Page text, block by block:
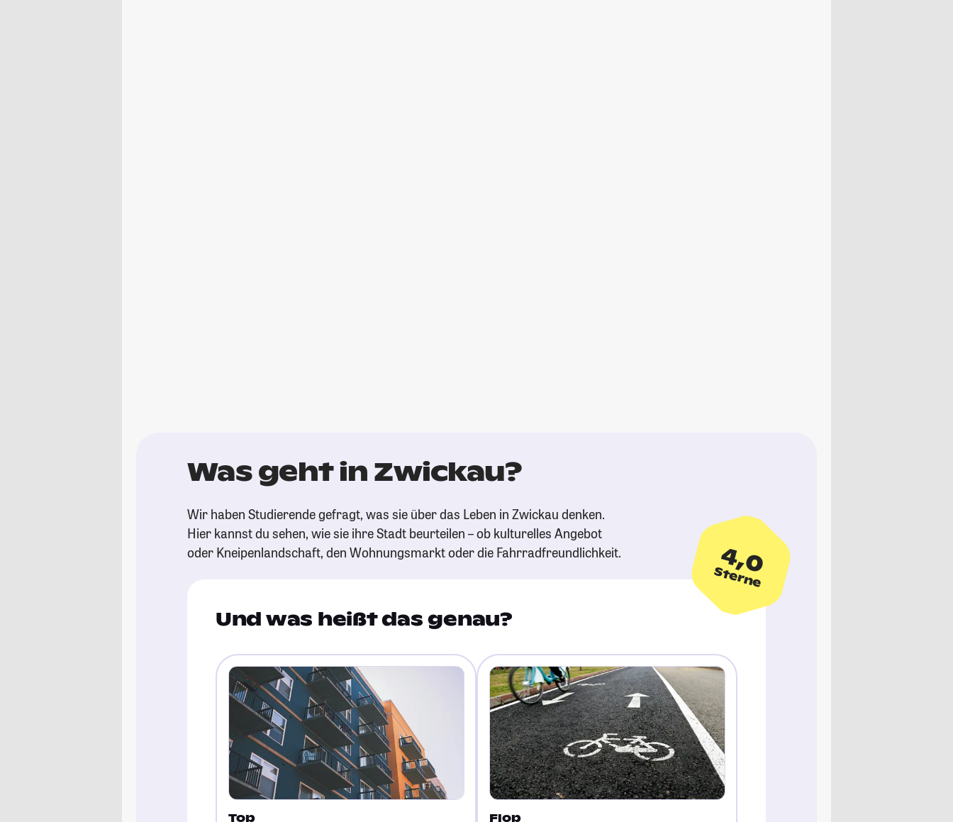
Was geht in Zwickau?
Wir haben Studierende gefragt, was sie über das Leben in Zwickau denken.
Hier kannst du sehen, wie sie ihre Stadt beurteilen – ob kulturelles Angebot
oder Kneipenlandschaft, den Wohnungsmarkt oder die Fahrradfreundlichkeit.
4,0
Sterne
Und was heißt das genau?
Top Flop